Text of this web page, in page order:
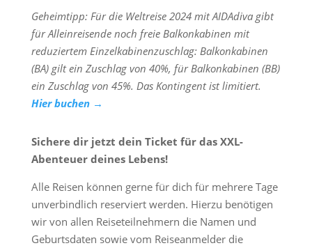
Geheimtipp: Für die Weltreise 2024 mit AIDAdiva gibt
für Alleinreisende noch freie Balkonkabinen mit
reduziertem Einzelkabinenzuschlag: Balkonkabinen
(BA) gilt ein Zuschlag von 40%, für Balkonkabinen (BB)
ein Zuschlag von 45%. Das Kontingent ist limitiert.
Hier buchen →
Sichere dir jetzt dein Ticket für das XXL-
Abenteuer deines Lebens!
Alle Reisen können gerne für dich für mehrere Tage
unverbindlich reserviert werden. Hierzu benötigen
wir von allen Reiseteilnehmern die Namen und
Geburtsdaten sowie vom Reiseanmelder die